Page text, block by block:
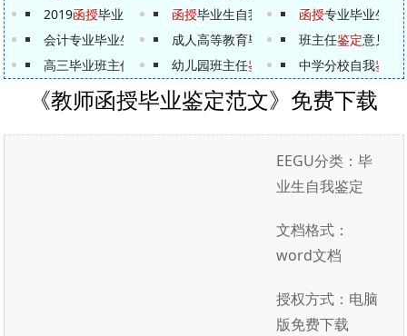
2019函授毕业生自我 鉴定范文.DOC
函授毕业生自我 鉴定 700字.DOC
函授专业毕业生自
会计专业毕业生自我 鉴定范文.DOC
成人高等教育毕业生自我鉴定.DOC
班主任鉴定意见
高三毕业班主任
鉴定 评语.DOC
幼儿园班主任鉴定 评语.DOC
中学分校自我鉴定
《教师函授毕业鉴定范文》免费下载
EEGU分类：毕
业生自我鉴定
文档格式：
word文档
授权方式：电脑
版免费下载